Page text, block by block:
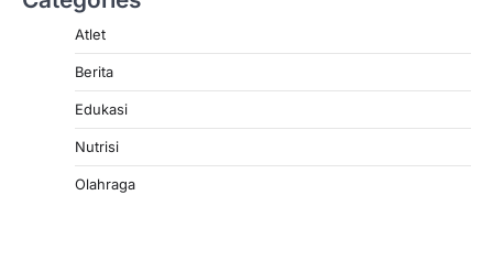
Atlet
Berita
Edukasi
Nutrisi
Olahraga